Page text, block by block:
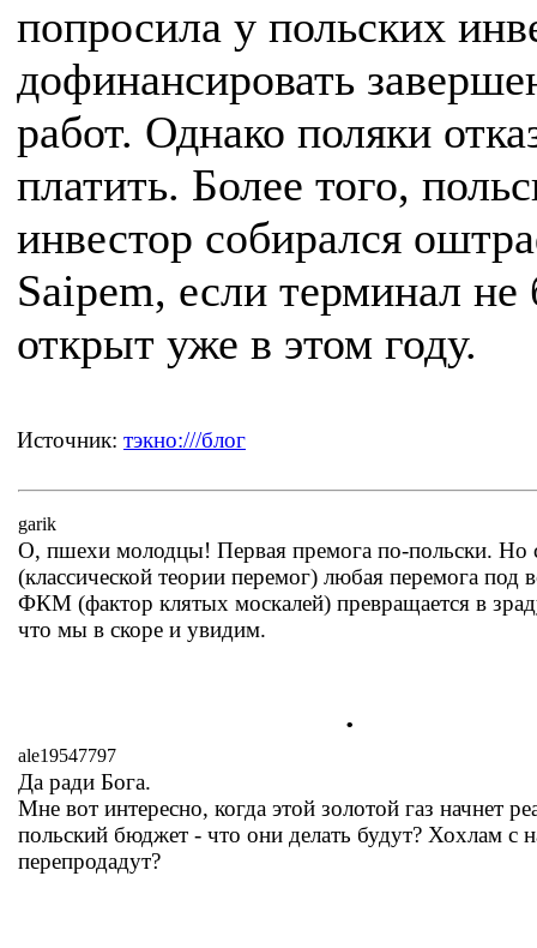
попросила у польских
дофинансировать
работ. Однако поляки
платить. Более того,
инвестор собирался
Saipem, если терминал не
открыт уже в этом году.
Источник: тэкно:///блог
garik
О, пшехи молодцы! Первая премога по-польски. Но
(классической теории перемог) любая перемога под
ФКМ (фактор клятых москалей) превращается в
что мы в скоре и увидим.
.
ale19547797
Да ради Бога.
Мне вот интересно, когда этой золотой газ начнет
польский бюджет - что они делать будут? Хохлам с
перепродадут?